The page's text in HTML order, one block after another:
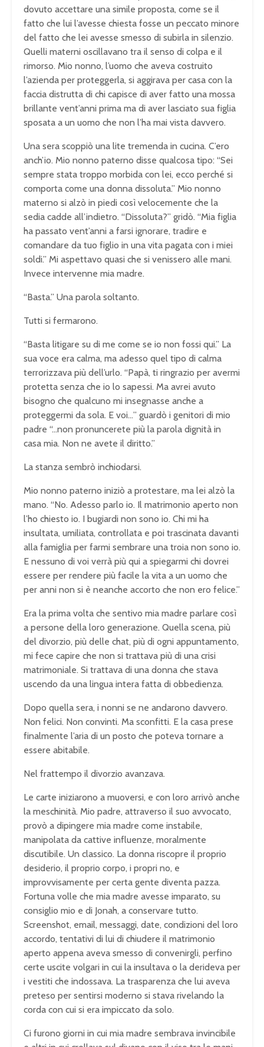
dovuto accettare una simile proposta, come se il
fatto che lui l’avesse chiesta fosse un peccato minore
del fatto che lei avesse smesso di subirla in silenzio.
Quelli materni oscillavano tra il senso di colpa e il
rimorso. Mio nonno, l’uomo che aveva costruito
l’azienda per proteggerla, si aggirava per casa con la
faccia distrutta di chi capisce di aver fatto una mossa
brillante vent’anni prima ma di aver lasciato sua figlia
sposata a un uomo che non l’ha mai vista davvero.
Una sera scoppiò una lite tremenda in cucina. C’ero
anch’io. Mio nonno paterno disse qualcosa tipo: “Sei
sempre stata troppo morbida con lei, ecco perché si
comporta come una donna dissoluta.” Mio nonno
materno si alzò in piedi così velocemente che la
sedia cadde all’indietro. “Dissoluta?” gridò. “Mia figlia
ha passato vent’anni a farsi ignorare, tradire e
comandare da tuo figlio in una vita pagata con i miei
soldi.” Mi aspettavo quasi che si venissero alle mani.
Invece intervenne mia madre.
“Basta.” Una parola soltanto.
Tutti si fermarono.
“Basta litigare su di me come se io non fossi qui.” La
sua voce era calma, ma adesso quel tipo di calma
terrorizzava più dell’urlo. “Papà, ti ringrazio per avermi
protetta senza che io lo sapessi. Ma avrei avuto
bisogno che qualcuno mi insegnasse anche a
proteggermi da sola. E voi…” guardò i genitori di mio
padre “…non pronuncerete più la parola dignità in
casa mia. Non ne avete il diritto.”
La stanza sembrò inchiodarsi.
Mio nonno paterno iniziò a protestare, ma lei alzò la
mano. “No. Adesso parlo io. Il matrimonio aperto non
l’ho chiesto io. I bugiardi non sono io. Chi mi ha
insultata, umiliata, controllata e poi trascinata davanti
alla famiglia per farmi sembrare una troia non sono io.
E nessuno di voi verrà più qui a spiegarmi chi dovrei
essere per rendere più facile la vita a un uomo che
per anni non si è neanche accorto che non ero felice.”
Era la prima volta che sentivo mia madre parlare così
a persone della loro generazione. Quella scena, più
del divorzio, più delle chat, più di ogni appuntamento,
mi fece capire che non si trattava più di una crisi
matrimoniale. Si trattava di una donna che stava
uscendo da una lingua intera fatta di obbedienza.
Dopo quella sera, i nonni se ne andarono davvero.
Non felici. Non convinti. Ma sconfitti. E la casa prese
finalmente l’aria di un posto che poteva tornare a
essere abitabile.
Nel frattempo il divorzio avanzava.
Le carte iniziarono a muoversi, e con loro arrivò anche
la meschinità. Mio padre, attraverso il suo avvocato,
provò a dipingere mia madre come instabile,
manipolata da cattive influenze, moralmente
discutibile. Un classico. La donna riscopre il proprio
desiderio, il proprio corpo, i propri no, e
improvvisamente per certa gente diventa pazza.
Fortuna volle che mia madre avesse imparato, su
consiglio mio e di Jonah, a conservare tutto.
Screenshot, email, messaggi, date, condizioni del loro
accordo, tentativi di lui di chiudere il matrimonio
aperto appena aveva smesso di convenirgli, perfino
certe uscite volgari in cui la insultava o la derideva per
i vestiti che indossava. La trasparenza che lui aveva
preteso per sentirsi moderno si stava rivelando la
corda con cui si era impiccato da solo.
Ci furono giorni in cui mia madre sembrava invincibile